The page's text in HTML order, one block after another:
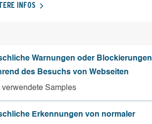
INFOS
Warnungen oder Blockierungen
des Besuchs von Webseiten
verwendete Samples
Erkennungen von normaler